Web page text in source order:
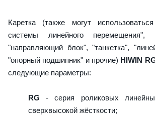
Каретка (также могут
системы линейного перемещения",
"направляющий блок", "танкетка",
"опорный подшипник" и прочие) HIWIN
следующие параметры:
RG - серия роликовых
сверхвысокой жёсткости;